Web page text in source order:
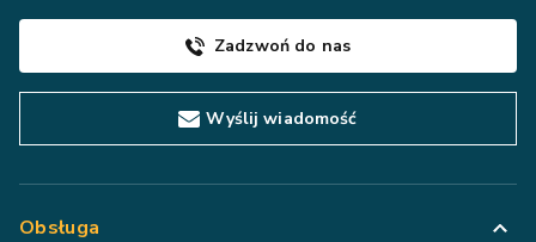
Zadzwoń do nas
Wyślij wiadomość
Obsługa